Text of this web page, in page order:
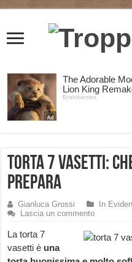
Torta 7 vasetti:
prepara
Gianluca Grossi In
Lascia un commento
La torta 7
vasetti è una